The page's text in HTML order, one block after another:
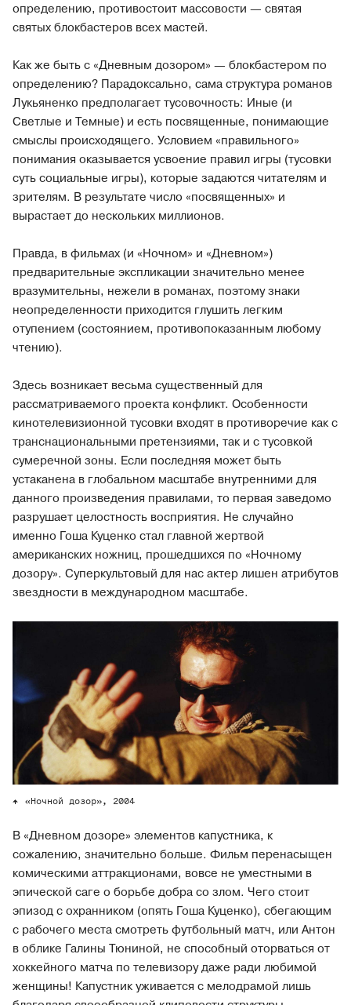
определению, противостоит массовости — святая
святых блокбастеров всех мастей.
Как же быть с «Дневным дозором» — блокбастером по
определению? Парадоксально, сама структура романов
Лукьяненко предполагает тусовочность: Иные (и
Светлые и Темные) и есть посвященные, понимающие
смыслы происходящего. Условием «правильного»
понимания оказывается усвоение правил игры (тусовки
суть социальные игры), которые задаются читателям и
зрителям. В результате число «посвященных» и
вырастает до нескольких миллионов.
Правда, в фильмах (и «Ночном» и «Дневном»)
предварительные экспликации значительно менее
вразумительны, нежели в романах, поэтому знаки
неопределенности приходится глушить легким
отупением (состоянием, противопоказанным любому
чтению).
Здесь возникает весьма существенный для
рассматриваемого проекта конфликт. Особенности
кинотелевизионной тусовки входят в противоречие как с
транснациональными претензиями, так и с тусовкой
сумеречной зоны. Если последняя может быть
устаканена в глобальном масштабе внутренними для
данного произведения правилами, то первая заведомо
разрушает целостность восприятия. Не случайно
именно Гоша Куценко стал главной жертвой
американских ножниц, прошедшихся по «Ночному
дозору». Суперкультовый для нас актер лишен атрибутов
звездности в международном масштабе.
«Ночной дозор», 2004
В «Дневном дозоре» элементов капустника, к
сожалению, значительно больше. Фильм перенасыщен
комическими аттракционами, вовсе не уместными в
эпической саге о борьбе добра со злом. Чего стоит
эпизод с охранником (опять Гоша Куценко), сбегающим
с рабочего места смотреть футбольный матч, или Антон
в облике Галины Тюниной, не способный оторваться от
хоккейного матча по телевизору даже ради любимой
женщины! Капустник уживается с мелодрамой лишь